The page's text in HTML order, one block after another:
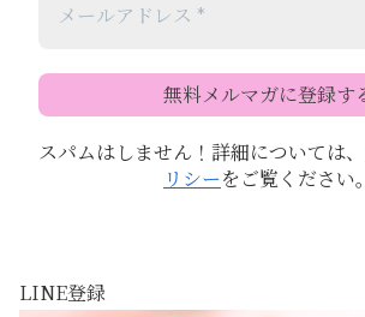
スパムはしません！詳細については、
リシーをご覧ください。
LINE登録